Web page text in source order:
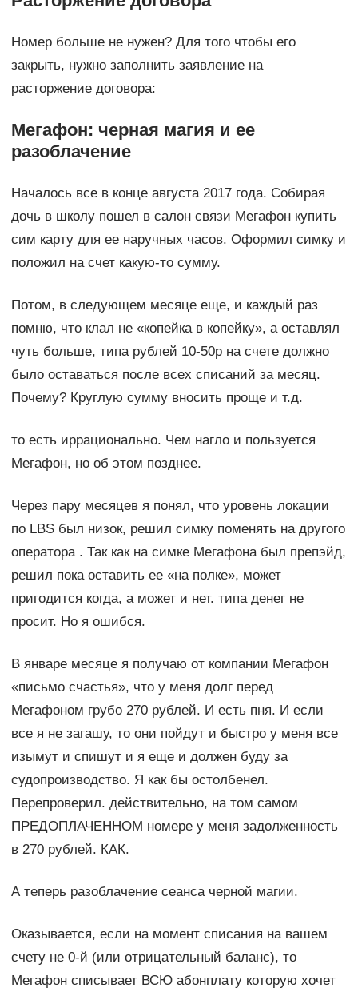
Номер больше не нужен? Для того чтобы его
закрыть, нужно заполнить заявление на
расторжение договора:
Мегафон: черная магия и ее
разоблачение
Началось все в конце августа 2017 года. Собирая
дочь в школу пошел в салон связи Мегафон купить
сим карту для ее наручных часов. Оформил симку и
положил на счет какую-то сумму.
Потом, в следующем месяце еще, и каждый раз
помню, что клал не «копейка в копейку», а оставлял
чуть больше, типа рублей 10-50р на счете должно
было оставаться после всех списаний за месяц.
Почему? Круглую сумму вносить проще и т.д.
то есть иррационально. Чем нагло и пользуется
Мегафон, но об этом позднее.
Через пару месяцев я понял, что уровень локации
по LBS был низок, решил симку поменять на другого
оператора . Так как на симке Мегафона был препэйд,
решил пока оставить ее «на полке», может
пригодится когда, а может и нет. типа денег не
просит. Но я ошибся.
В январе месяце я получаю от компании Мегафон
«письмо счастья», что у меня долг перед
Мегафоном грубо 270 рублей. И есть пня. И если
все я не загашу, то они пойдут и быстро у меня все
изымут и спишут и я еще и должен буду за
судопроизводство. Я как бы остолбенел.
Перепроверил. действительно, на том самом
ПРЕДОПЛАЧЕННОМ номере у меня задолженность
в 270 рублей. КАК.
А теперь разоблачение сеанса черной магии.
Оказывается, если на момент списания на вашем
счету не 0-й (или отрицательный баланс), то
Мегафон списывает ВСЮ абонплату которую хочет